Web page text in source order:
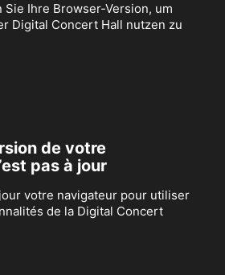
Sie Ihre Browser-Version, um
Digital Concert Hall nutzen zu
de votre
pas à jour
votre navigateur pour utiliser
de la Digital Concert